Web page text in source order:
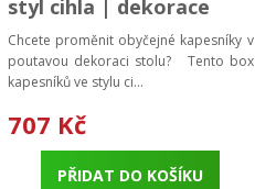
styl cihla | dekorace
Chcete proměnit obyčejné kapesníky v
poutavou dekoraci stolu? Tento box
kapesníků ve stylu ci...
707 Kč
PŘIDAT DO KOŠÍKU